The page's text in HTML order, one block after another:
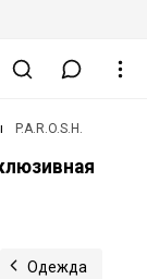
P.A.R.O.S.H.
Одежда